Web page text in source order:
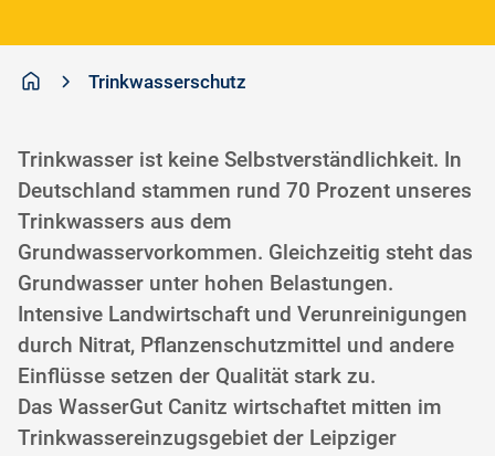
Trinkwasserschutz
Trinkwasser ist keine Selbstverständlichkeit. In
Deutschland stammen rund 70 Prozent unseres
Trinkwassers aus dem
Grundwasservorkommen. Gleichzeitig steht das
Grundwasser unter hohen Belastungen.
Intensive Landwirtschaft und Verunreinigungen
durch Nitrat, Pflanzenschutzmittel und andere
Einflüsse setzen der Qualität stark zu.
Das WasserGut Canitz wirtschaftet mitten im
Trinkwassereinzugsgebiet der Leipziger